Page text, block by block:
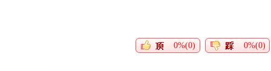
0%(0) 0%(0)